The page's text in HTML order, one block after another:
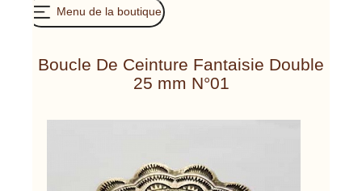
Menu de la boutique
Boucle De Ceinture Fantaisie Double
25 mm N°01